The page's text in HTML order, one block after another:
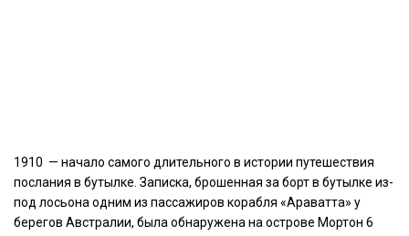
1910 — начало самого длительного в истории путешествия
послания в бутылке. Записка, брошенная за борт в бутылке из-
под лосьона одним из пассажиров корабля «Араватта» у
берегов Австралии, была обнаружена на острове Мортон 6